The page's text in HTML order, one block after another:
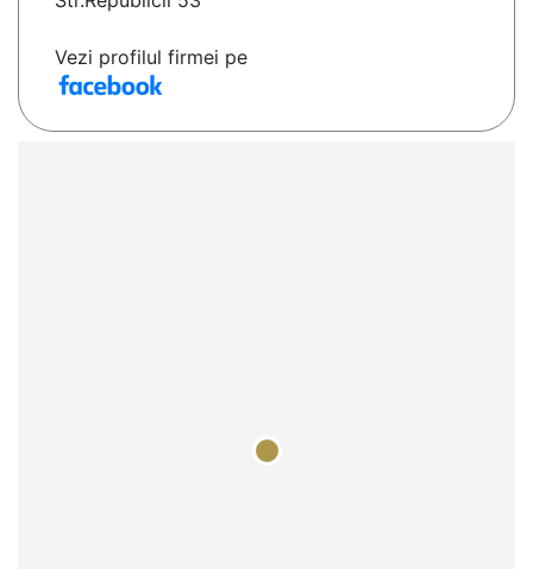
Vezi profilul firmei pe